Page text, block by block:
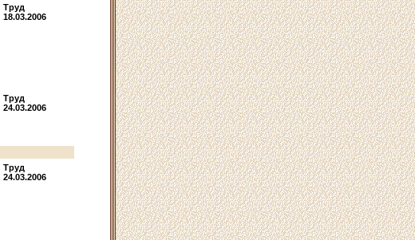
Труд
18.03.2006
Труд
24.03.2006
Труд
24.03.2006